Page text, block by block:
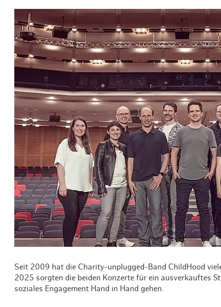
Hamburg das ganze Jahr
Hamburg für...
Infos & Mobilität
Hamburg
Radfahren
Routen &
Historisches
Grüne
Erlebnis,
Seit 2009 hat die Charity-unplugged-Band ChildHood
2025 sorgten die beiden Konzerte für ein ausverkauftes
soziales Engagement Hand in Hand gehen.